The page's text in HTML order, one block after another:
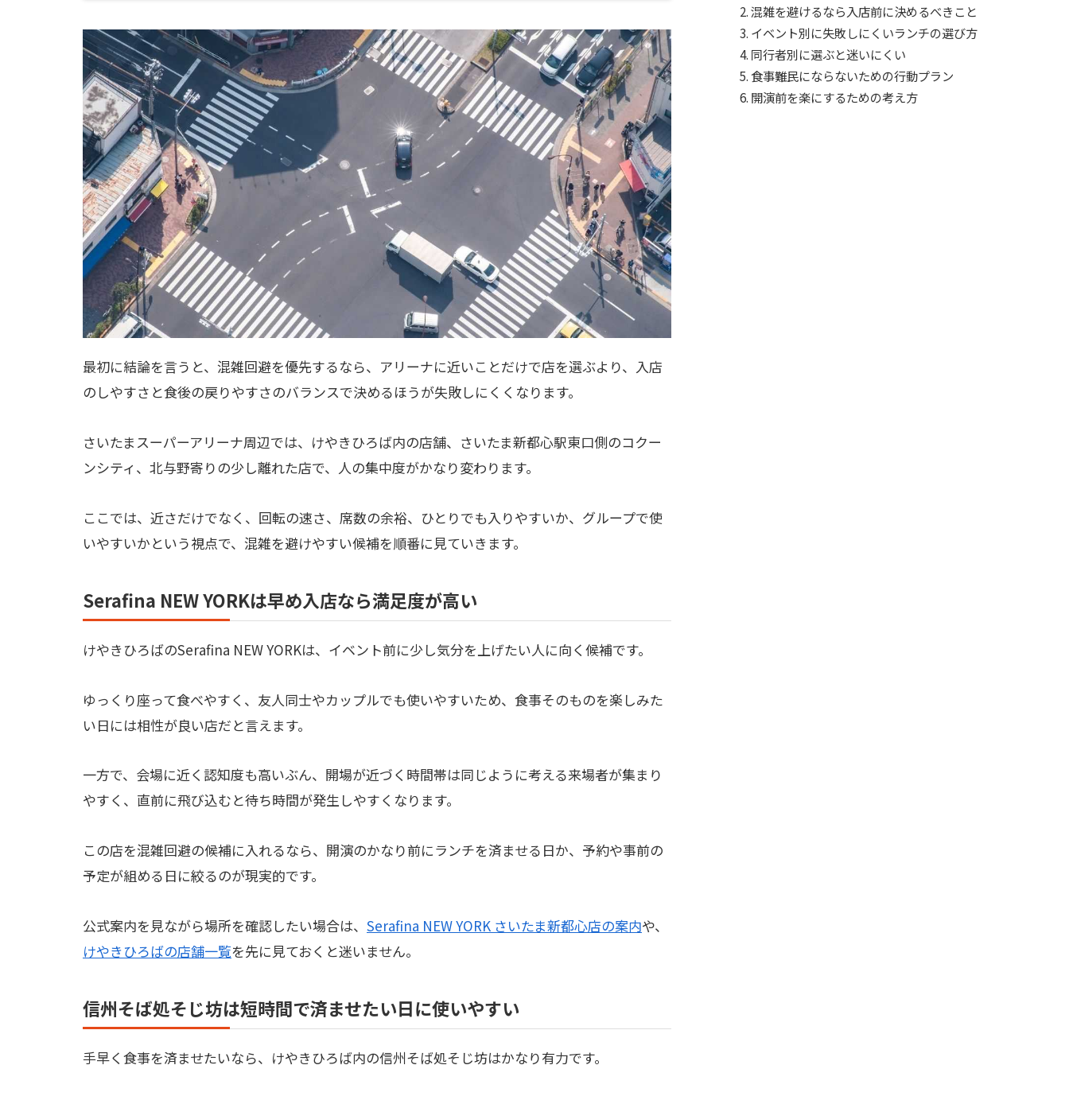
最初に結論を言うと、混雑回避を優先するなら、アリーナに近いことだけで店を選ぶより、入店
のしやすさと食後の戻りやすさのバランスで決めるほうが失敗しにくくなります。
さいたまスーパーアリーナ周辺では、けやきひろば内の店舗、さいたま新都心駅東口側のコクー
ンシティ、北与野寄りの少し離れた店で、人の集中度がかなり変わります。
ここでは、近さだけでなく、回転の速さ、席数の余裕、ひとりでも入りやすいか、グループで使
いやすいかという視点で、混雑を避けやすい候補を順番に見ていきます。
Serafina NEW YORKは早め入店なら満足度が高い
けやきひろばのSerafina NEW YORKは、イベント前に少し気分を上げたい人に向く候補です。
ゆっくり座って食べやすく、友人同士やカップルでも使いやすいため、食事そのものを楽しみた
い日には相性が良い店だと言えます。
一方で、会場に近く認知度も高いぶん、開場が近づく時間帯は同じように考える来場者が集まり
やすく、直前に飛び込むと待ち時間が発生しやすくなります。
この店を混雑回避の候補に入れるなら、開演のかなり前にランチを済ませる日か、予約や事前の
予定が組める日に絞るのが現実的です。
公式案内を見ながら場所を確認したい場合は、 Serafina NEW YORK さいたま新都心店の案内や、
けやきひろばの店舗一覧を先に見ておくと迷いません。
信州そば処そじ坊は短時間で済ませたい日に使いやすい
手早く食事を済ませたいなら、けやきひろば内の信州そば処そじ坊はかなり有力です。
混雑を避けるなら入店前に決めるべきこと
イベント別に失敗しにくいランチの選び方
同行者別に選ぶと迷いにくい
食事難民にならないための行動プラン
開演前を楽にするための考え方